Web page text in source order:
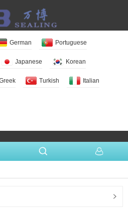
German Portuguese
Japanese Korean
Turkish Italian